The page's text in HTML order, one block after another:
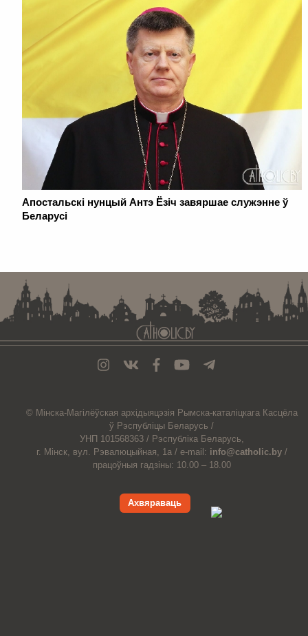
Апостальскі нунцый Антэ Ёзіч завяршае служэнне ў
Беларусі
© Мiнска-Магiлёўская архiдыяцэзiя Рымска-каталіцкага Касцёла
ў Рэспубліцы Беларусь /
УНП 101568363 / Рэспубліка Беларусь,
г. Мінск, вул. Рэвалюцыйная, 1а / e-mail: info@catholic.by /
працоўныя гадзіны: 10.00 – 18.00
Ахвяраваць